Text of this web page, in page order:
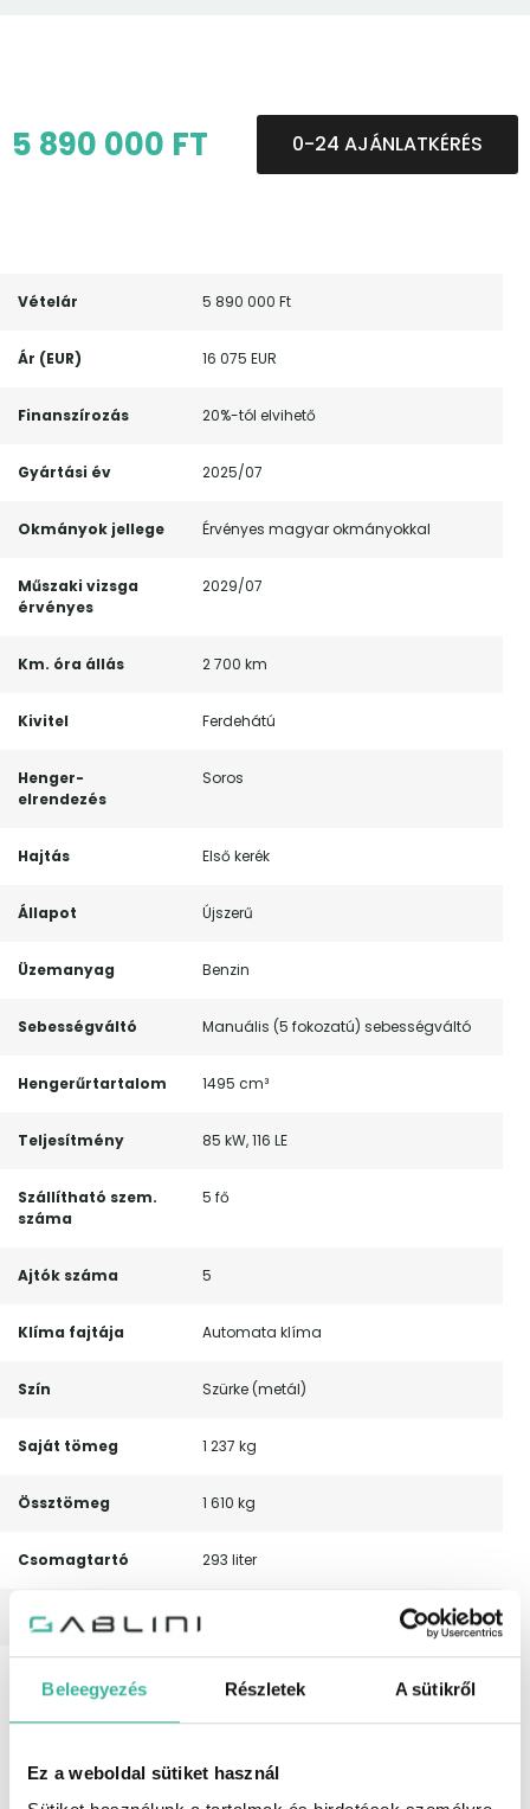
Beleegyezés Részletek A sütikről
Ez a weboldal sütiket használ
5 890 000 FT 0-24 AJÁNLATKÉRÉS
Vételár 5 890 000 Ft
Ár (EUR) 16 075 EUR
Finanszírozás 20%-tól elvihető
Gyártási év 2025/07
Okmányok jellege Érvényes magyar okmányokkal
Műszaki vizsga
érvényes
2029/07
Km. óra állás 2 700 km
Kivitel Ferdehátú
Henger-
elrendezés
Soros
Hajtás Első kerék
Állapot Újszerű
Üzemanyag Benzin
Sebességváltó Manuális (5 fokozatú) sebességváltó
Hengerűrtartalom 1495 cm³
Teljesítmény 85 kW, 116 LE
Szállítható szem.
száma
5 fő
Ajtók száma 5
Klíma fajtája Automata klíma
Szín Szürke (metál)
Saját tömeg 1 237 kg
Össztömeg 1 610 kg
Csomagtartó 293 liter
Nyári gumi méret
Magyarországi! Leinformálható!
fényszórók – Sávelhagyás
figyelmeztető rendszer – Multifunkciós